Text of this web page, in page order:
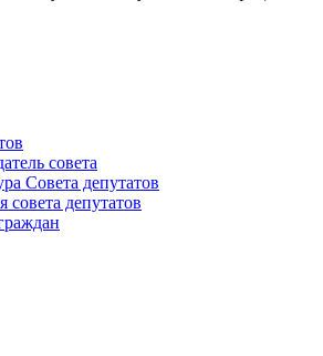
совета
Совета депутатов
совета депутатов